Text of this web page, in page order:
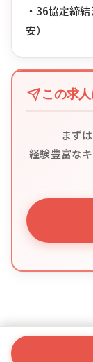
・36協定締
安）
この求
まず
経験豊富な